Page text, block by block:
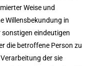
Weise und
Willensbekundung in
sonstigen eindeutigen
die betroffene Person zu
der sie